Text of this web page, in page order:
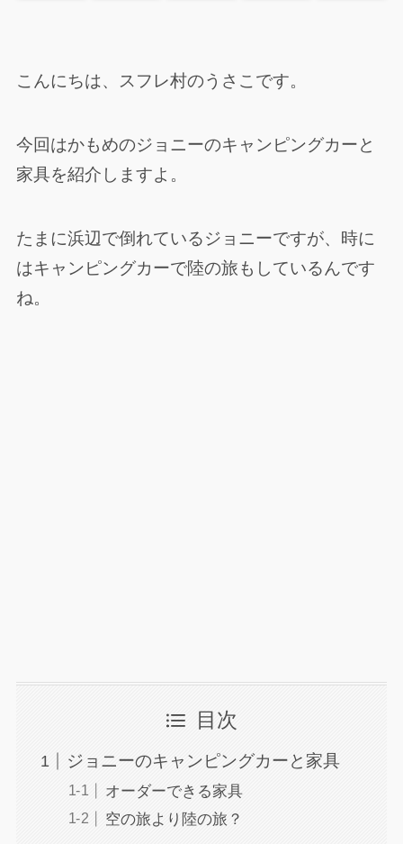
こんにちは、スフレ村のうさこです。
今回はかもめのジョニーのキャンピングカーと
家具を紹介しますよ。
たまに浜辺で倒れているジョニーですが、時に
はキャンピングカーで陸の旅もしているんです
ね。
目次
ジョニーのキャンピングカーと家具
オーダーできる家具
空の旅より陸の旅？